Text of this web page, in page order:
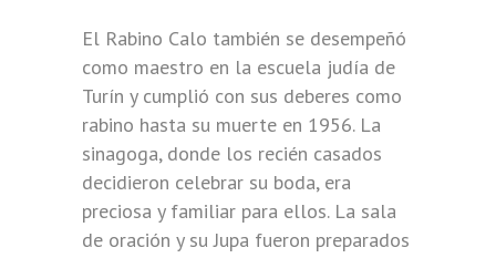
El Rabino Calo también se desempeñó
como maestro en la escuela judía de
Turín y cumplió con sus deberes como
rabino hasta su muerte en 1956. La
sinagoga, donde los recién casados ​​
decidieron celebrar su boda, era
preciosa y familiar para ellos. La sala
de oración y su Jupa fueron preparados